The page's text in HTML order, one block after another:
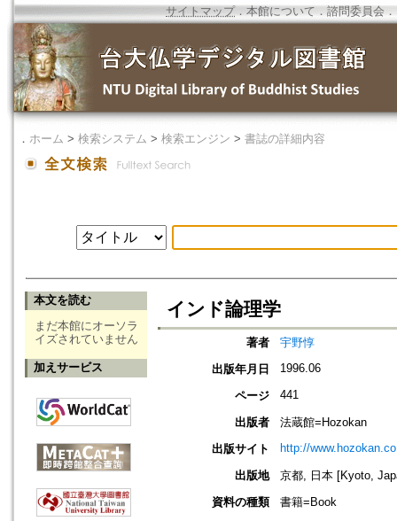
サイトマップ．本館について ． 諮問委員会 ．
． ホーム > 検索システム > 検索エンジン > 書誌の詳細内容
本文を読む
まだ本館にオーソラ
イズされていません
加えサービス
インド論理学
著者
宇野惇
出版年月日
1996.06
ページ 441
出版者
法蔵館=Hozokan
出版サイト
http://
出版地
京都, 日本 [Kyoto,
資料の種類
書籍=Book